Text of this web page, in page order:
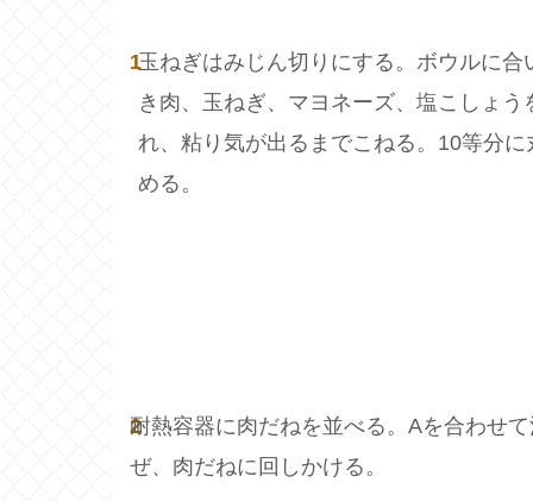
1玉ねぎはみじん切りにする。ボウルに合
き肉、玉ねぎ、マヨネーズ、塩こしょう
れ、粘り気が出るまでこねる。10等分に
める。
2
耐熱容器に肉だねを並べる。Aを合わせ
ぜ、肉だねに回しかける。